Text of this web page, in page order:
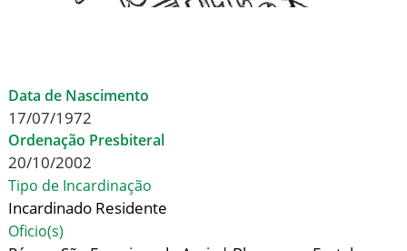
Data de Nascimento
17/07/1972
Ordenação Presbiteral
20/10/2002
Tipo de Incardinação
Incardinado Residente
Oficio(s)